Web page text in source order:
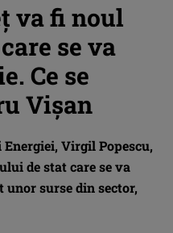
va fi noul
se va
Ce se
Vişan
Virgil Popescu,
de stat care se va
surse din sector,